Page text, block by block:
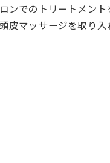
ンでのトリートメン
皮マッサージを取り